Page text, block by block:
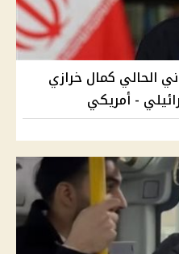
الحالي كمال خرازي
- أمريكي